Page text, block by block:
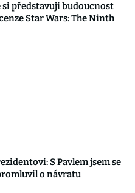
si představuji budoucnost
Star Wars: The Ninth
S Pavlem jsem se
o návratu